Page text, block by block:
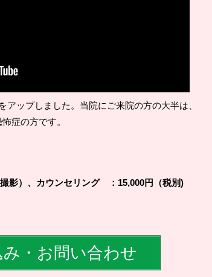
ップしました。当院にご来院の方の大半は、
症の方です。
影）、カウンセリング ：15,000円（税別)
・お問い合わせ